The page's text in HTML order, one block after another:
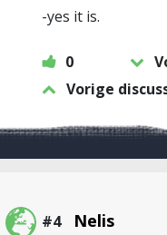
-yes it is.
0
Vorige
#4 Nelis